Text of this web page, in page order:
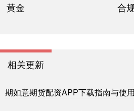
黄金 合
相关更新
期如意期货配资APP下载指南与使